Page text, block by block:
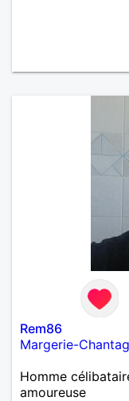
Rem86
Margerie-
Homme
amoureuse